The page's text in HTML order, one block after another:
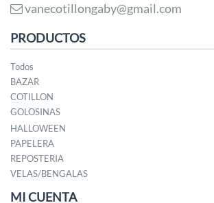
vanecotillongaby@gmail.com
PRODUCTOS
Todos
BAZAR
COTILLON
GOLOSINAS
HALLOWEEN
PAPELERA
REPOSTERIA
VELAS/BENGALAS
MI CUENTA